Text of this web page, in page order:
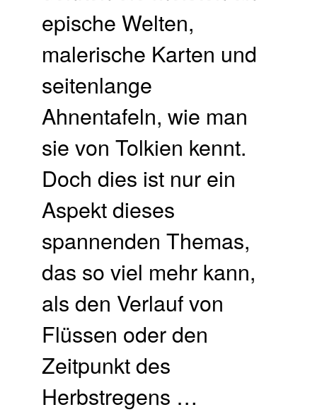
epische Welten,
malerische Karten und
seitenlange
Ahnentafeln, wie man
sie von Tolkien kennt.
Doch dies ist nur ein
Aspekt dieses
spannenden Themas,
das so viel mehr kann,
als den Verlauf von
Flüssen oder den
Zeitpunkt des
Herbstregens …